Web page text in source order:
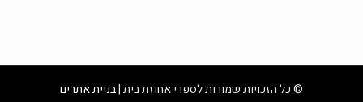
© כל הזכויות שמורות לספרי אחוזת בית |בניית אתרים